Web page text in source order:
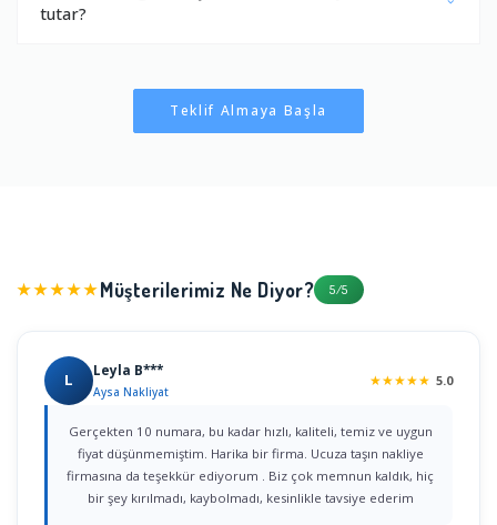
tutar?
Teklif Almaya Başla
★★★★★Müşterilerimiz Ne Diyor? 5/5
L Leyla B***
Aysa Nakliyat
★★★★★ 5.0
Gerçekten 10 numara, bu kadar hızlı, kaliteli, temiz ve uygun
fiyat düşünmemiştim. Harika bir firma. Ucuza taşın nakliye
firmasına da teşekkür ediyorum . Biz çok memnun kaldık, hiç
bir şey kırılmadı, kaybolmadı, kesinlikle tavsiye ederim